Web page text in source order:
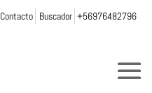
Contacto Buscador +56976482796